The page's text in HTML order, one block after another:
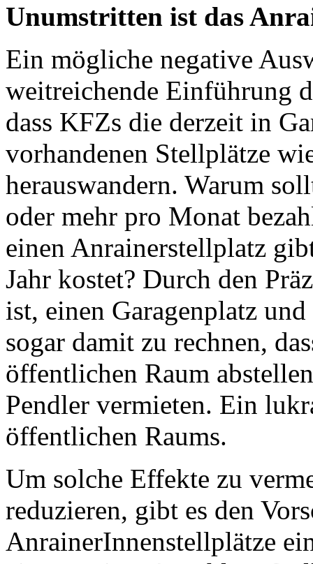
Unumstritten ist das
Ein mögliche negative
weitreichende Einführung
dass KFZs die derzeit in
vorhandenen Stellplätze
herauswandern. Warum
oder mehr pro Monat
einen Anrainerstellplatz
Jahr kostet? Durch den
ist, einen Garagenplatz
sogar damit zu rechnen,
öffentlichen Raum
Pendler vermieten. Ein
öffentlichen Raums.
Um solche Effekte zu
reduzieren, gibt es den
AnrainerInnenstellplätze